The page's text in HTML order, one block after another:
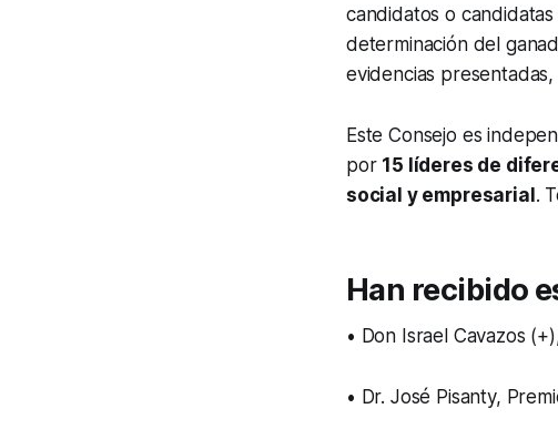
candidatos o
determinación del
evidencias
Este Consejo es
por 15 líderes de
social y empresarial .
Han recibido
• Don Israel Cavazos
• Dr. José Pisanty,